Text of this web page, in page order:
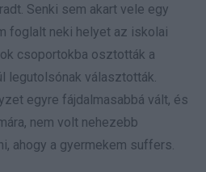
Senki sem akart vele egy
foglalt neki helyet az iskolai
csoportokba osztották a
legutolsónak választották.
egyre fájdalmasabbá vált, és
nem volt nehezebb
ahogy a gyermekem suffers.